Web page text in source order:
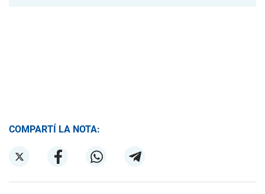
COMPARTÍ LA NOTA: